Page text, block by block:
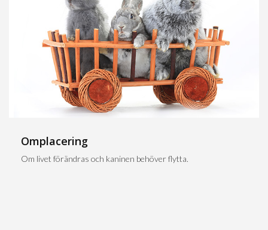
Omplacering
Om livet förändras och kaninen behöver flytta.